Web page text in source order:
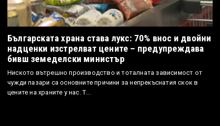
Българската храна става лукс: 70% внос и двойни
надценки изстрелват цените – предупреждава
бивш земеделски министър
Ниското вътрешно производство и тоталната зависимост от
чужди пазари са основните причини за непрекъснатия скок в
цените на храните у нас. Т...